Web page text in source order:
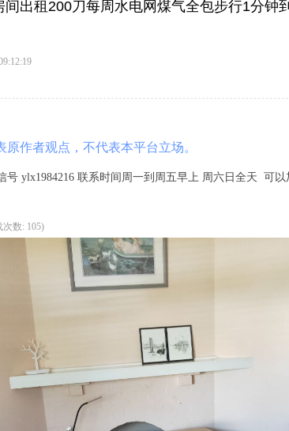
间出租200刀每周水电网煤气全包步行1分钟
作者观点，不代表本平台立场。
号 ylx1984216 联系时间周一到周五早上 周六日全天 可
次数: 105)